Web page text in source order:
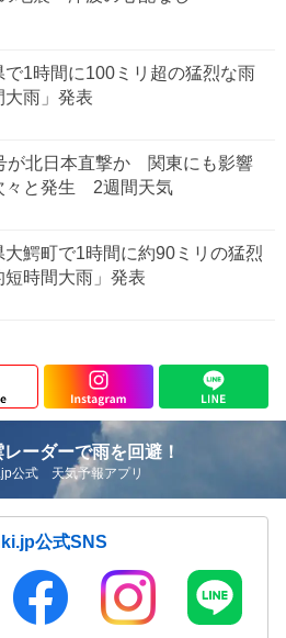
で1時間に100ミリ超の猛烈な雨
大雨」発表
が北日本直撃か 関東にも影響
々と発生 2週間天気
大鰐町で1時間に約90ミリの猛烈
時間大雨」発表
ーダーで雨を回避！
公式 天気予報アプリ
公式SNS